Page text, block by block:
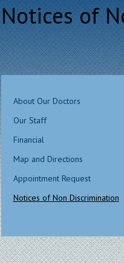
Notices of
About Our Doctors
Our Staff
Financial
Map and Directions
Appointment Request
Notices of Non Discrimination